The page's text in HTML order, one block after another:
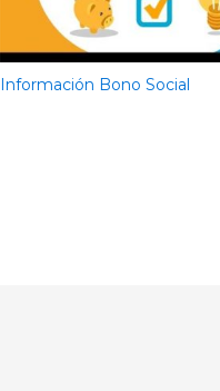
Información Bono Social